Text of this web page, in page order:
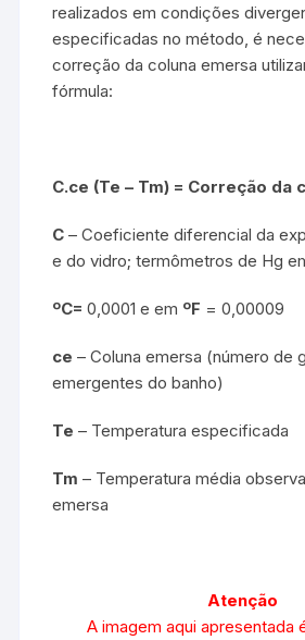
realizados em condições
especificadas no método, é
correção da coluna emersa
fórmula:
C.ce (Te – Tm) = Correção da
C – Coeficiente diferencial da
e do vidro; termômetros de Hg
ºC= 0,0001 e em ºF = 0,00009
ce – Coluna emersa (número de
emergentes do banho)
Te – Temperatura especificada
Tm – Temperatura média
emersa
Atenção
A imagem aqui apresentada